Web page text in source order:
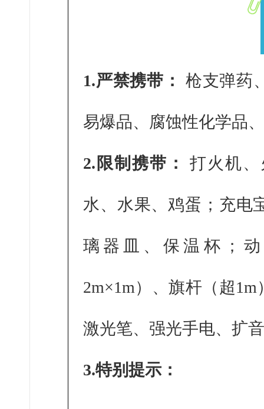
1.严禁携带： 枪支弹药
易爆品、腐蚀性化学品
2.限制携带： 打火机
水、水果、鸡蛋；充电
璃器皿、保温杯；
2m×1m）、旗杆（超
激光笔、强光手电、扩
3.特别提示：